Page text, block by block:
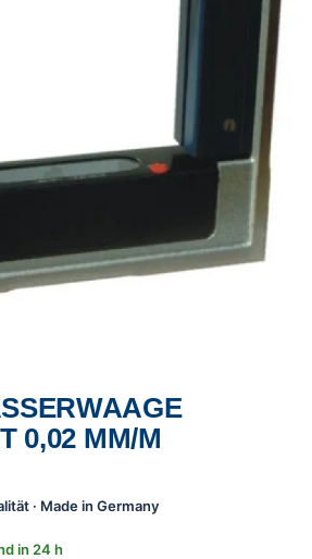
0,02 MM/M
· Made in Germany
in 24 h